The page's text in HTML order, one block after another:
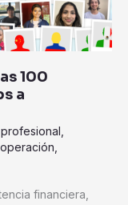
100
a
financiera,